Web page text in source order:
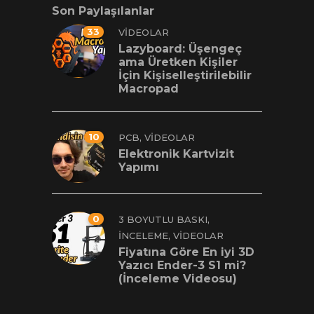
Son Paylaşılanlar
33 VIDEOLAR
Lazyboard: Üşengeç
ama Üretken Kişiler
İçin Kişiselleştirilebilir
Macropad
10 PCB, VIDEOLAR
Elektronik Kartvizit
Yapımı
0 3 BOYUTLU BASKI,
İNCELEME, VIDEOLAR
Fiyatına Göre En iyi 3D
Yazıcı Ender-3 S1 mi?
(İnceleme Videosu)